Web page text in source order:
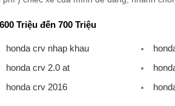
Triệu đến 700 Triệu
honda crv nhap khau
honda crv 2.0 at
honda crv 2016